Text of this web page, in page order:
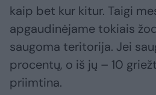
kaip bet kur kitur. Taigi
apgaudinėjame tokiais
saugoma teritorija. Jei
procentų, o iš jų – 10
priimtina.